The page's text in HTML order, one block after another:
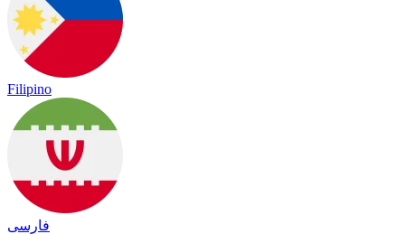
Filipino
فارسی